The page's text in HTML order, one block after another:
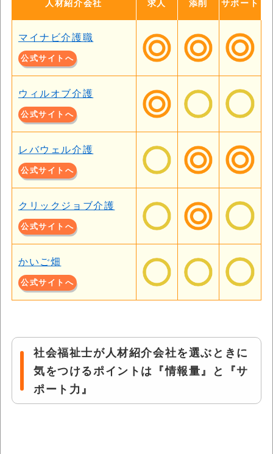
人材紹介会社 求人 添削 サポート
マイナビ介護職
公式サイトへ
ウィルオブ介護
公式サイトへ
レバウェル介護
公式サイトへ
クリックジョブ介護
公式サイトへ
かいご畑
公式サイトへ
社会福祉士が人材紹介会社を選ぶときに
気をつけるポイントは『情報量』と『サ
ポート力』